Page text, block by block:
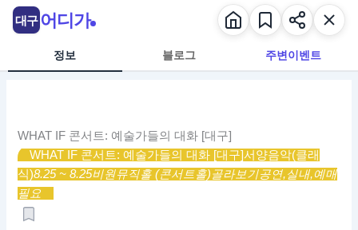
정보 블로그 주변이벤트
WHAT IF 콘서트: 예술가들의 대화 [대구]
WHAT IF 콘서트: 예술가들의 대화 [대구]서양음악(클래
식)8.25 ~ 8.25비원뮤직홀 (콘서트홀)골라보기공연,실내,예매
필요
대구 어디가